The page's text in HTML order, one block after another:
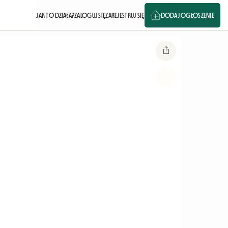
JAK TO DZIAŁA?ZALOGUJ SIĘZAREJESTRUJ SIĘ DODAJ OGŁOSZENIE